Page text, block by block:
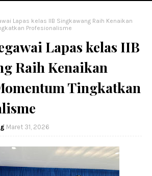
Lapas kelas IIB Singkawang Raih Kenaikan
Profesionalisme
Lapas kelas IIB
Raih Kenaikan
Tingkatkan
Maret 31, 2026